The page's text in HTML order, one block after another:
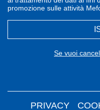
promozione sulle attività
Se vuoi
PRIVACY